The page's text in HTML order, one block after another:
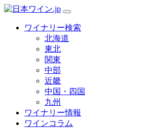
ワイナリー検索
北海道
東北
関東
中部
近畿
中国・四国
九州
ワイナリー情報
ワインコラム